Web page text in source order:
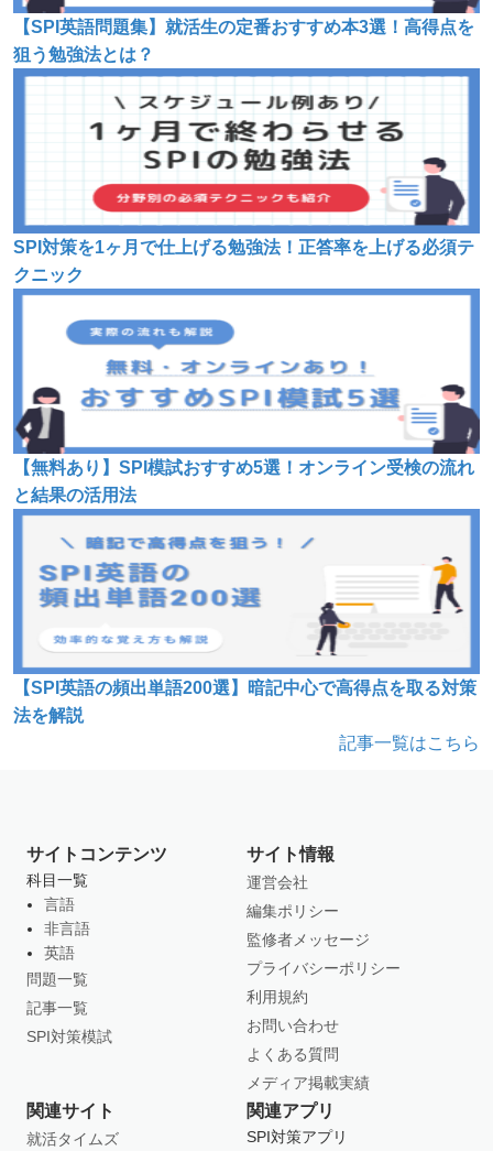
【SPI英語問題集】就活生の定番おすすめ本3選！高得点を
狙う勉強法とは？
SPI対策を1ヶ月で仕上げる勉強法！正答率を上げる必須テ
クニック
【無料あり】SPI模試おすすめ5選！オンライン受検の流れ
と結果の活用法
【SPI英語の頻出単語200選】暗記中心で高得点を取る対策
法を解説
記事一覧はこちら
サイトコンテンツ
科目一覧
言語
非言語
英語
問題一覧
記事一覧
SPI対策模試
サイト情報
運営会社
編集ポリシー
監修者メッセージ
プライバシーポリシー
利用規約
お問い合わせ
よくある質問
メディア掲載実績
関連サイト
就活タイムズ
関連アプリ
SPI対策アプリ